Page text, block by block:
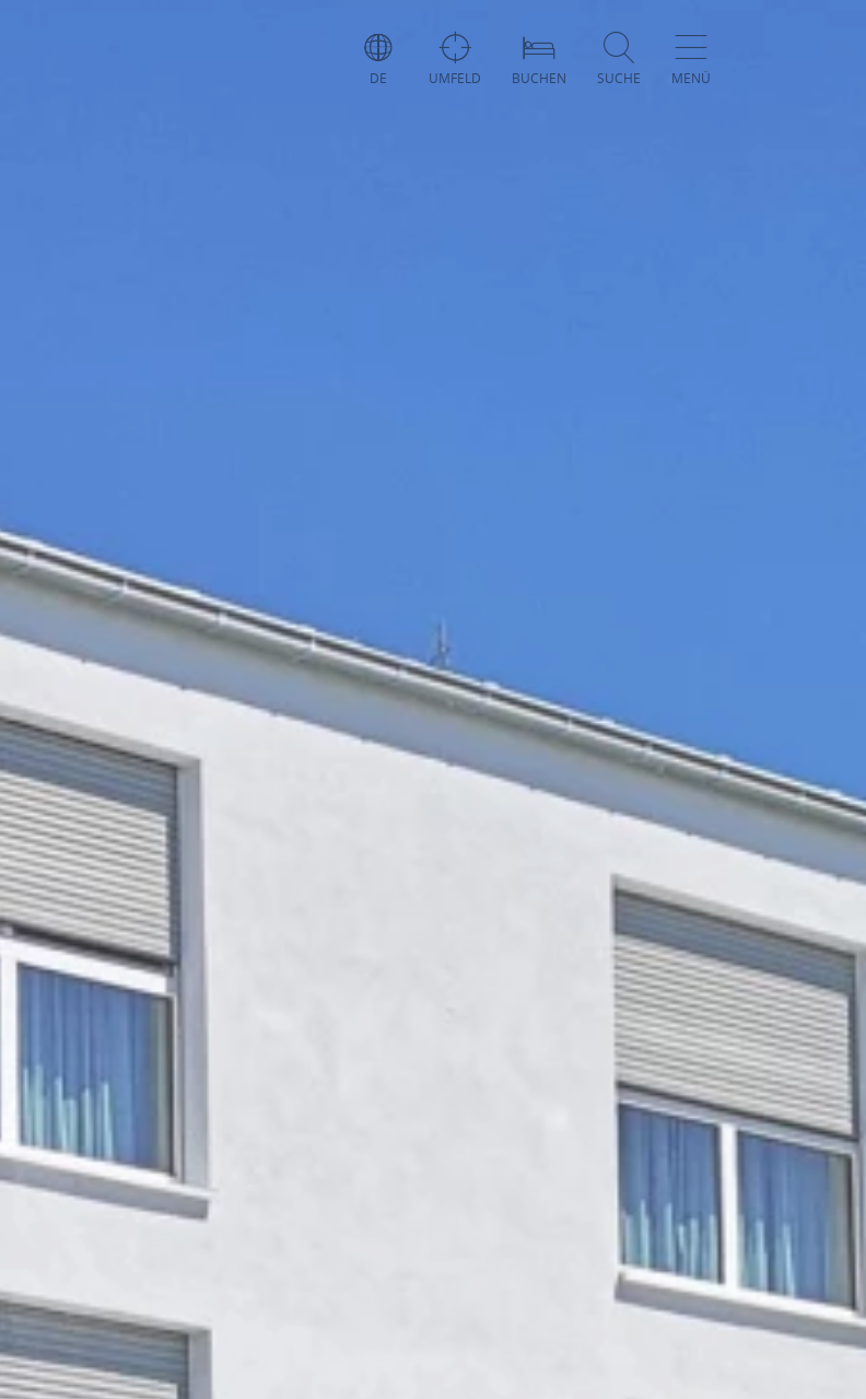
DE UMFELD BUCHEN SUCHE MENÜ